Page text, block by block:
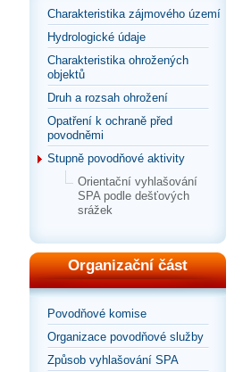
Charakteristika zájmového území
Hydrologické údaje
Charakteristika ohrožených
objektů
Druh a rozsah ohrožení
Opatření k ochraně před
povodněmi
Stupně povodňové aktivity
Orientační vyhlašování
SPA podle dešťových
srážek
Organizační část
Povodňové komise
Organizace povodňové služby
Způsob vyhlašování SPA